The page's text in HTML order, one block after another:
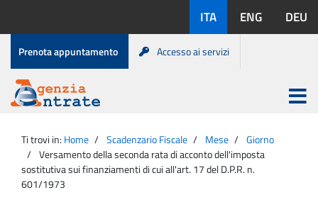
contenuto
disponibili:
ITA ENG DEU
Menu
di
servizio
Prenota appuntamento Accesso ai servizi
Agenzia
Entrate
Apri
menu
principale
Ti trovi in: Home Scadenzario Fiscale Mese
Giorno
Versamento della seconda rata di acconto dell'imposta
sostitutiva sui finanziamenti di cui all'art. 17 del D.P.R. n.
601/1973